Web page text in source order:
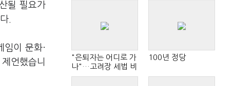
될 필요가
.
이 문화·
언했습니
"은퇴자는 어디로 가
나"…고려장 세법 비
판 확산
100년 정당